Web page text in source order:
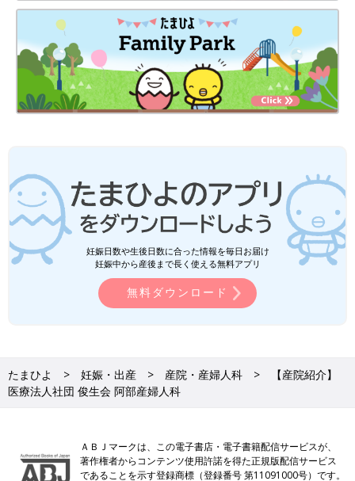
妊娠日数や生後日数に合った情報を毎日お届け
妊娠中から産後まで長く使える無料アプリ
無料ダウンロード
たまひよ 妊娠・出産 産院・産婦人科
【産院紹介】
医療法人社団 俊生会 阿部産婦人科
ＡＢＪマークは、この電子書店・電子書籍配信サービスが、
著作権者からコンテンツ使用許諾を得た正規版配信サービス
であることを示す登録商標（登録番号 第11091000号）です。